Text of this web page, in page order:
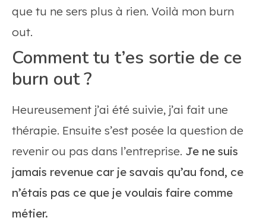
que tu ne sers plus à rien. Voilà mon burn
out.
Comment tu t’es sortie de ce
burn out ?
Heureusement j’ai été suivie, j’ai fait une
thérapie. Ensuite s’est posée la question de
revenir ou pas dans l’entreprise. Je ne suis
jamais revenue car je savais qu’au fond, ce
n’étais pas ce que je voulais faire comme
métier.